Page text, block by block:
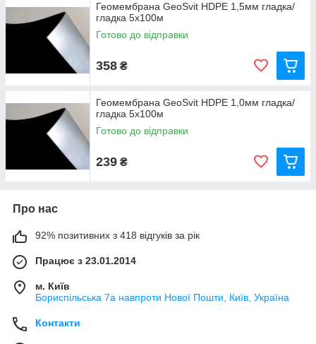
Геомембрана GeoSvit HDPE 1,5мм гладка/
гладка 5x100м
Готово до відправки
358 ₴
Геомембрана GeoSvit HDPE 1,0мм гладка/
гладка 5x100м
Готово до відправки
239 ₴
Про нас
92% позитивних з 418 відгуків за рік
Працює з 23.01.2014
м. Київ
Бориспільська 7а навпроти Нової Пошти, Київ, Україна
Контакти